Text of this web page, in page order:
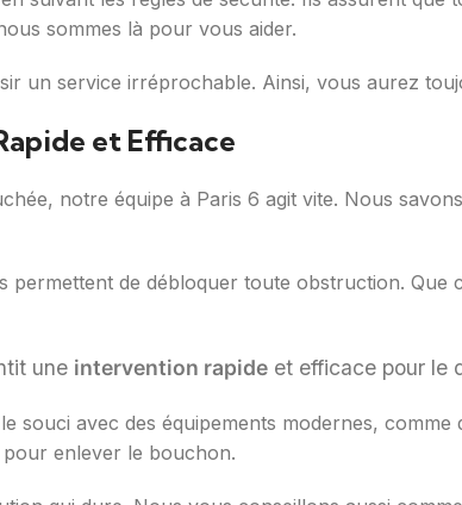
sommes là pour vous aider.
un service irréprochable. Ainsi, vous aurez
et Efficace
notre équipe à Paris 6 agit vite. Nous
permettent de débloquer toute obstruction.
une intervention rapide et efficace pour le
souci avec des équipements modernes,
enlever le bouchon.